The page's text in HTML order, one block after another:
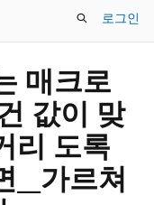
로그인
매크로
값이 맞
리 도록
__가르쳐